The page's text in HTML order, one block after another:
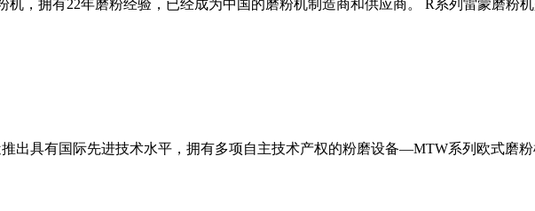
机，拥有22年磨粉经验，已经成为中国的磨粉机制造商和供应商。 R系列雷蒙磨粉
出具有国际先进技术水平，拥有多项自主技术产权的粉磨设备—MTW系列欧式磨